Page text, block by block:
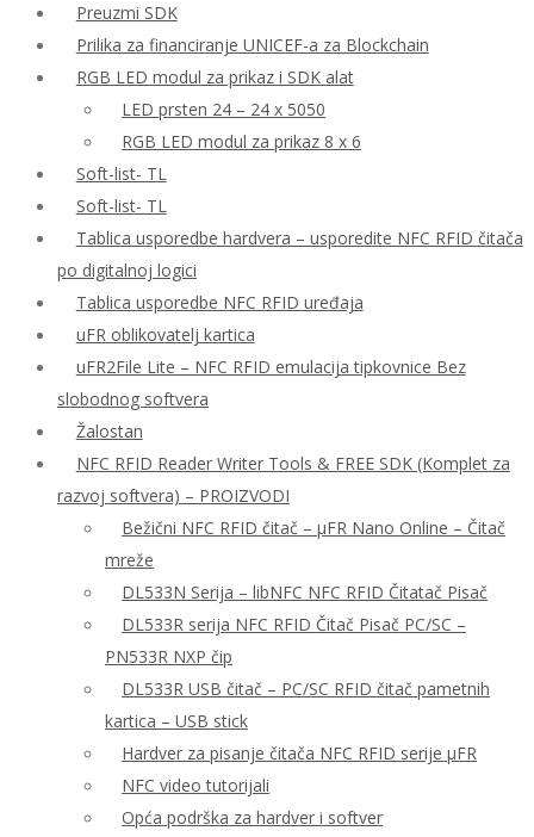
Preuzmi SDK
Prilika za financiranje UNICEF-a za Blockchain
RGB LED modul za prikaz i SDK alat
LED prsten 24 – 24 x 5050
RGB LED modul za prikaz 8 x 6
Soft-list- TL
Soft-list- TL
Tablica usporedbe hardvera – usporedite NFC RFID čitača
po digitalnoj logici
Tablica usporedbe NFC RFID uređaja
uFR oblikovatelj kartica
uFR2File Lite – NFC RFID emulacija tipkovnice Bez
slobodnog softvera
Žalostan
NFC RFID Reader Writer Tools & FREE SDK (Komplet za
razvoj softvera) – PROIZVODI
Bežični NFC RFID čitač – μFR Nano Online – Čitač
mreže
DL533N Serija – libNFC NFC RFID Čitatač Pisač
DL533R serija NFC RFID Čitač Pisač PC/SC –
PN533R NXP čip
DL533R USB čitač – PC/SC RFID čitač pametnih
kartica – USB stick
Hardver za pisanje čitača NFC RFID serije μFR
NFC video tutorijali
Opća podrška za hardver i softver